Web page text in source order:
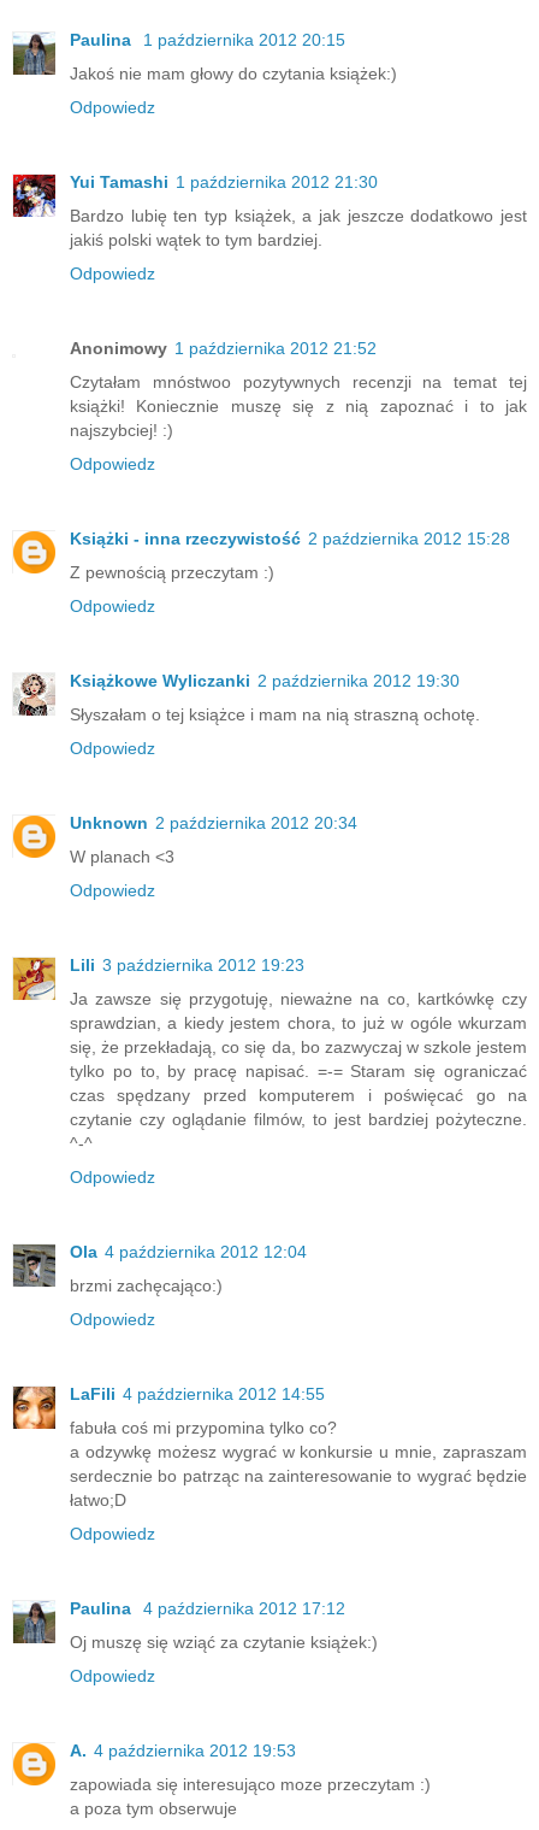
Paulina
1 października 2012 20:15
Jakoś nie mam głowy do czytania książek:)
Odpowiedz
Yui Tamashi 1 października 2012 21:30
Bardzo lubię ten typ książek, a jak jeszcze dodatkowo jest
jakiś polski wątek to tym bardziej.
Odpowiedz
Anonimowy 1 października 2012 21:52
Czytałam mnóstwoo pozytywnych recenzji na temat tej
książki! Koniecznie muszę się z nią zapoznać i to jak
najszybciej! :)
Odpowiedz
Książki - inna rzeczywistość 2 października 2012 15:28
Z pewnością przeczytam :)
Odpowiedz
Książkowe Wyliczanki 2 października 2012 19:30
Słyszałam o tej książce i mam na nią straszną ochotę.
Odpowiedz
Unknown 2 października 2012 20:34
W planach <3
Odpowiedz
Lili 3 października 2012 19:23
Ja zawsze się przygotuję, nieważne na co, kartkówkę czy
sprawdzian, a kiedy jestem chora, to już w ogóle wkurzam
się, że przekładają, co się da, bo zazwyczaj w szkole jestem
tylko po to, by pracę napisać. =-= Staram się ograniczać
czas spędzany przed komputerem i poświęcać go na
czytanie czy oglądanie filmów, to jest bardziej pożyteczne.
^-^
Odpowiedz
Ola 4 października 2012 12:04
brzmi zachęcająco:)
Odpowiedz
LaFili 4 października 2012 14:55
fabuła coś mi przypomina tylko co?
a odzywkę możesz wygrać w konkursie u mnie, zapraszam
serdecznie bo patrząc na zainteresowanie to wygrać będzie
łatwo;D
Odpowiedz
Paulina
4 października 2012 17:12
Oj muszę się wziąć za czytanie książek:)
Odpowiedz
A. 4 października 2012 19:53
zapowiada się interesująco moze przeczytam :)
a poza tym obserwuje